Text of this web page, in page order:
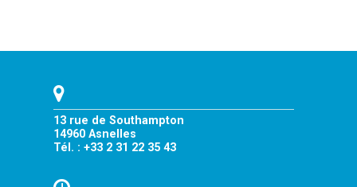
13 rue de Southampton
14960 Asnelles
Tél. : +33 2 31 22 35 43